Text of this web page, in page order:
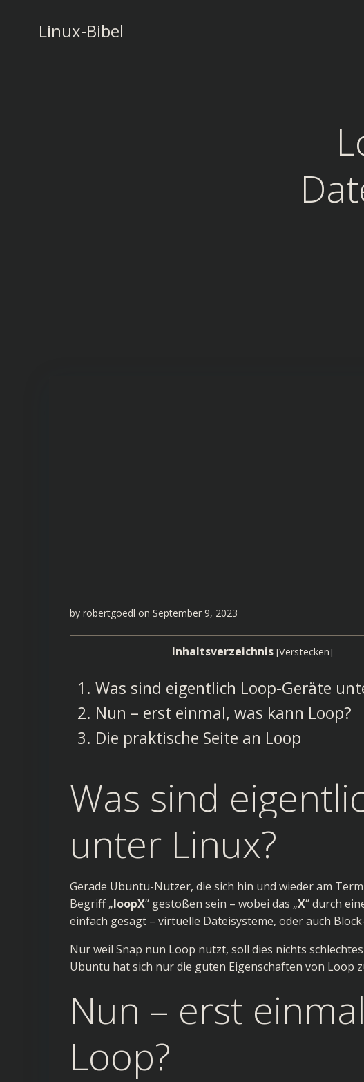
springenLinux-Bibel
by robertgoedl on September 9, 2023
Inhaltsverzeichnis [Verstecken]
1. Was sind eigentlich Loop-Geräte
2. Nun – erst einmal, was kann Loop?
3. Die praktische Seite an Loop
Was sind
unter Linux?
Gerade Ubuntu-Nutzer, die sich hin und wieder am
Begriff „loopX“ gestoßen sein – wobei das „X“ durch
einfach gesagt – virtuelle Dateisysteme, oder auch
Nur weil Snap nun Loop nutzt, soll dies nichts
Ubuntu hat sich nur die guten Eigenschaften von Loop
Nun – erst
Loop?